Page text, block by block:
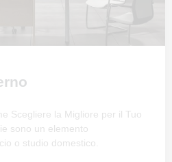
Scegliere la Migliore per il Tuo
sono un elemento
o studio domestico.